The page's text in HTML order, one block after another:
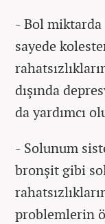
- Bol miktarda
sayede
dışında
da yardımcı
- Solunum
bronşit gibi
problemlerin